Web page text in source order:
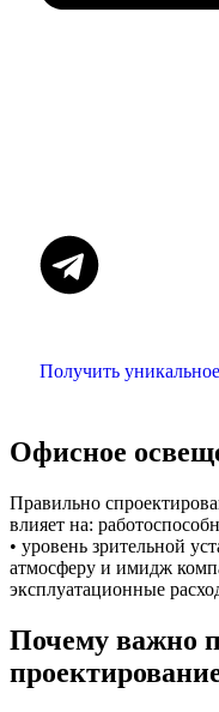
Получить
Офисное
Правильно
влияет на:
• уровень зрительной
атмосферу и имидж
эксплуатационные
Почему важно